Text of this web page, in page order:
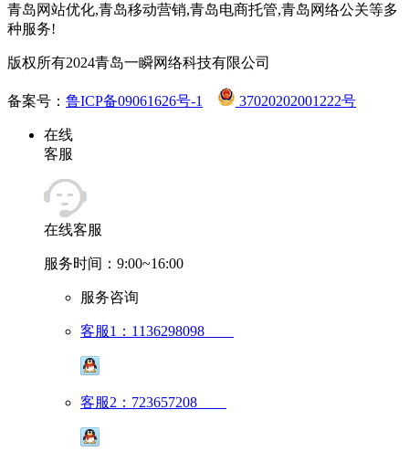
青岛网站优化,青岛移动营销,青岛电商托管,青岛网络公关等多
种服务!
版权所有2024青岛一瞬网络科技有限公司
备案号： 鲁ICP备09061626号-1 37020202001222号
在线
客服
在线客服
服务时间：9:00~16:00
服务咨询
客服1：1136298098
客服2：723657208